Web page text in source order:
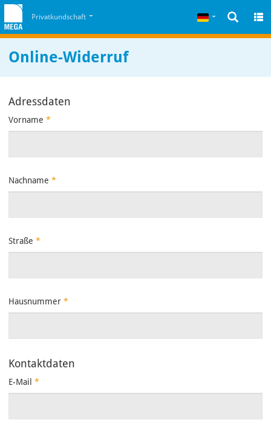
Zum Cookiehinweis
Privatkundschaft Deutsch
Online-Widerruf
Adressdaten
Vorname *
Nachname *
Straße *
Hausnummer *
Kontaktdaten
E-Mail *